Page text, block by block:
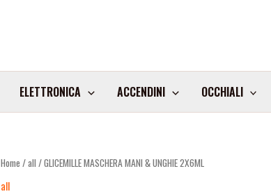
ELETTRONICA ACCENDINI OCCHIALI
Home /all / GLICEMILLE MASCHERA MANI & UNGHIE 2X6ML
all